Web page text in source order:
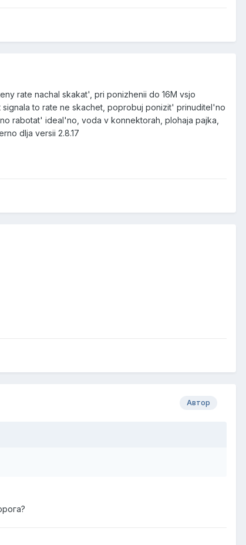
rate nachal skakat', pri ponizhenii do 16M vsjo
to rate ne skachet, poprobuj ponizit' prinuditel'no
rabotat' ideal'no, voda v konnektorah, plohaja pajka,
dlja versii 2.8.17
Автор